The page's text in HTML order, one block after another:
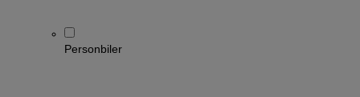
Personbiler